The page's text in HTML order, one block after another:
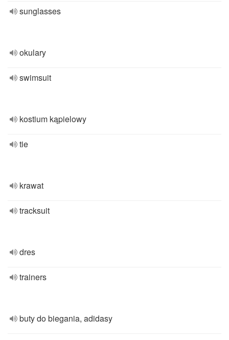
sunglasses
okulary
swimsuit
kostium kąpielowy
tie
krawat
tracksuit
dres
trainers
buty do biegania, adidasy